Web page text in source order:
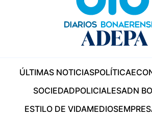
ÚLTIMAS NOTICIASPOLÍTICA
SOCIEDADPOLICIALESADN
ESTILO DE VIDAMEDIOS